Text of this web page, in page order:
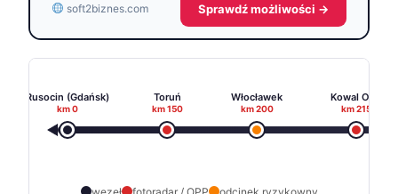
soft2biznes.com Sprawdź możliwości →
Rusocin (Gdańsk)
km 0
Toruń
km 150
Włocławek
km 200
Kowal OPP
km 215
węzeł fotoradar / OPP odcinek ryzykowny